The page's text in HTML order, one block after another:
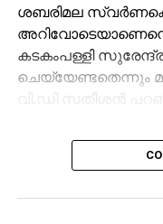
ശബരിമല
കടകംപള്ളി
ചെയ്യേണ്ടതെന്നും
വി.ഡി സതീശന്‍
ശബരിമല
പിണറായി വിജയന്‍
പാര്‍ട്ടിക്ക് ഒരു